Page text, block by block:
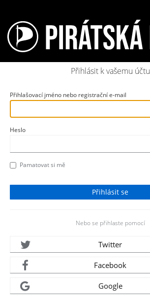
Přihlásit k vašemu účtu
Přihlašovací jméno nebo registrační e-mail
Heslo
Pamatovat si mě
Nebo se přihlaste pomocí
Twitter
Facebook
Google